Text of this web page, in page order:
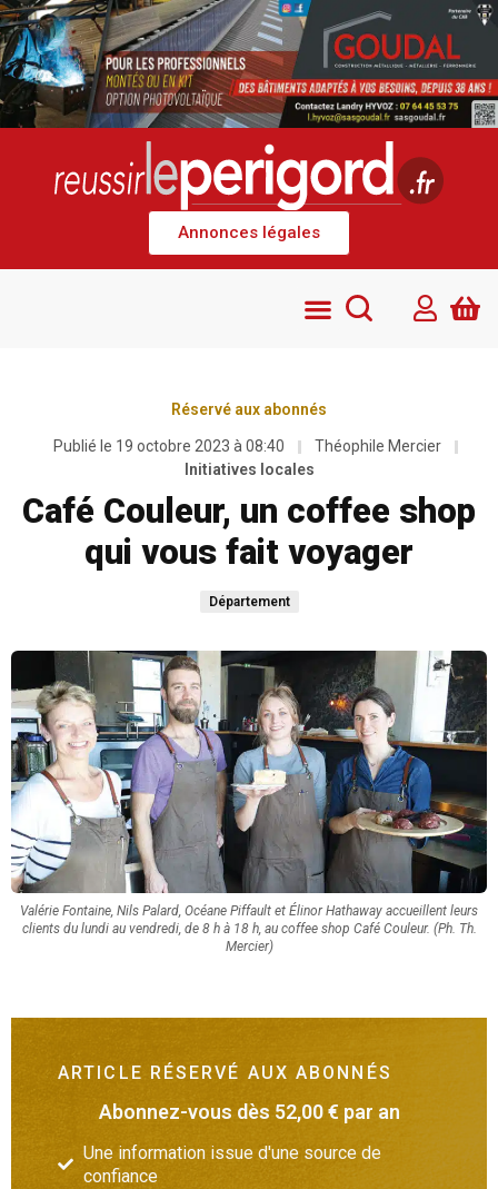
Annonces légales
Réservé aux abonnés
Publié le 19 octobre 2023 à 08:40
Théophile Mercier
Initiatives locales
Café Couleur, un coffee shop
qui vous fait voyager
Département
Valérie Fontaine, Nils Palard, Océane Piffault et Élinor Hathaway accueillent leurs
clients du lundi au vendredi, de 8 h à 18 h, au coffee shop Café Couleur. (Ph. Th.
Mercier)
ARTICLE RÉSERVÉ AUX ABONNÉS
Abonnez-vous dès 52,00 € par an
Une information issue d'une source de
confiance